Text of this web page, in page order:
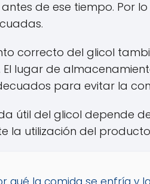
de ese tiempo. Por
correcto del glicol
lugar de
para evitar la
útil del glicol depende
la utilización del